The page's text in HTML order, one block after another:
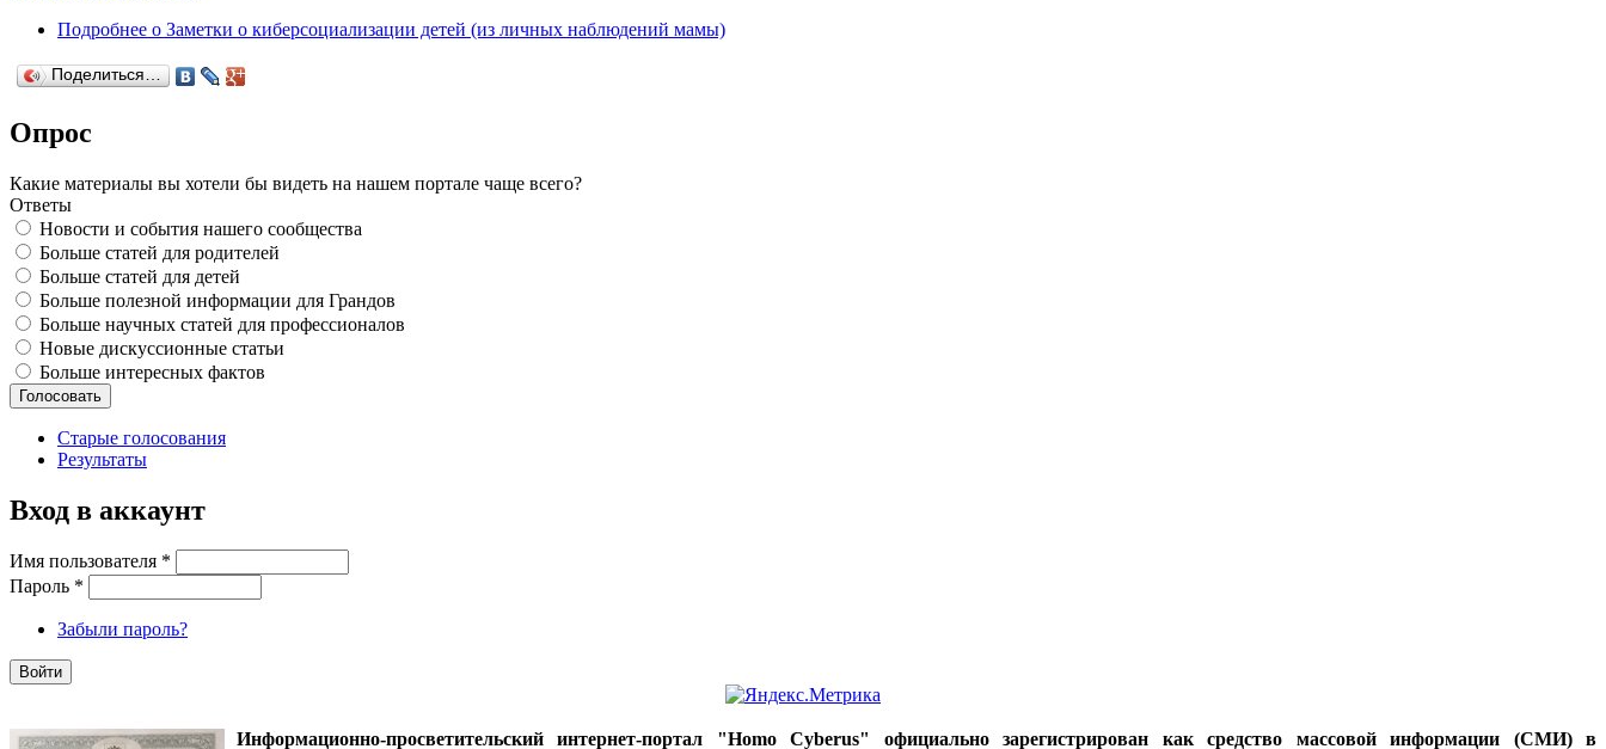
Подробнее о Заметки о киберсоциализации детей (из личных наблюдений мамы)
Поделиться…
Опрос
Какие материалы вы хотели бы видеть на нашем портале чаще всего?
Ответы
Новости и события нашего сообщества
Больше статей для родителей
Больше статей для детей
Больше полезной информации для Грандов
Больше научных статей для профессионалов
Новые дискуссионные статьи
Больше интересных фактов
Старые голосования
Результаты
Вход в аккаунт
Имя пользователя *
Пароль *
Забыли пароль?
Информационно-просветительский интернет-портал "Homo Cyberus" официально зарегистрирован как средство массовой информации (СМИ) в